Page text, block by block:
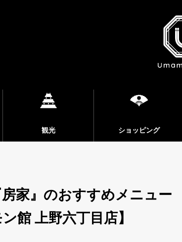
観光 ショッピング
房家』のおすすめメニュ
館 上野六丁目店】